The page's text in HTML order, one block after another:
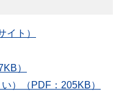
イト）
）
）（PDF：205KB）